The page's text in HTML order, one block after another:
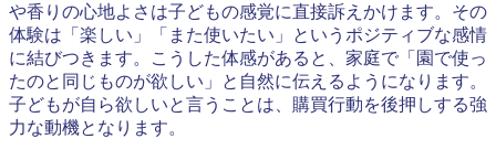
や香りの心地よさは子どもの感覚に直接訴えかけます。その
体験は「楽しい」「また使いたい」というポジティブな感情
に結びつきます。こうした体感があると、家庭で「園で使っ
たのと同じものが欲しい」と自然に伝えるようになります。
子どもが自ら欲しいと言うことは、購買行動を後押しする強
力な動機となります。